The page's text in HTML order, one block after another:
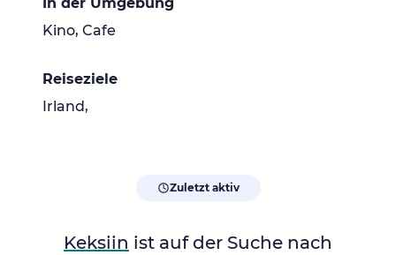
In der Umgebung
Kino, Cafe
Reiseziele
Irland,
Zuletzt aktiv
Keksiin ist auf der Suche nach